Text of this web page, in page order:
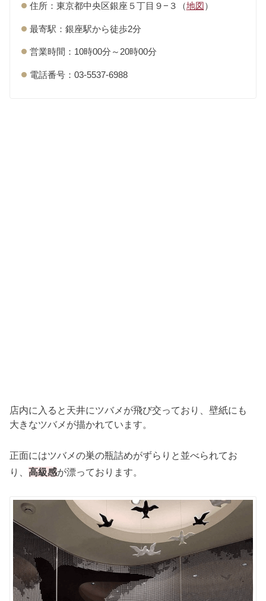
住所：東京都中央区銀座５丁目９−３（地図 ）
最寄駅：銀座駅から徒歩2分
営業時間：10時00分～20時00分
電話番号：03-5537-6988
店内に入ると天井にツバメが飛び交っており、壁紙にも
大きなツバメが描かれています。
正面にはツバメの巣の瓶詰めがずらりと並べられてお
り、高級感が漂っております。